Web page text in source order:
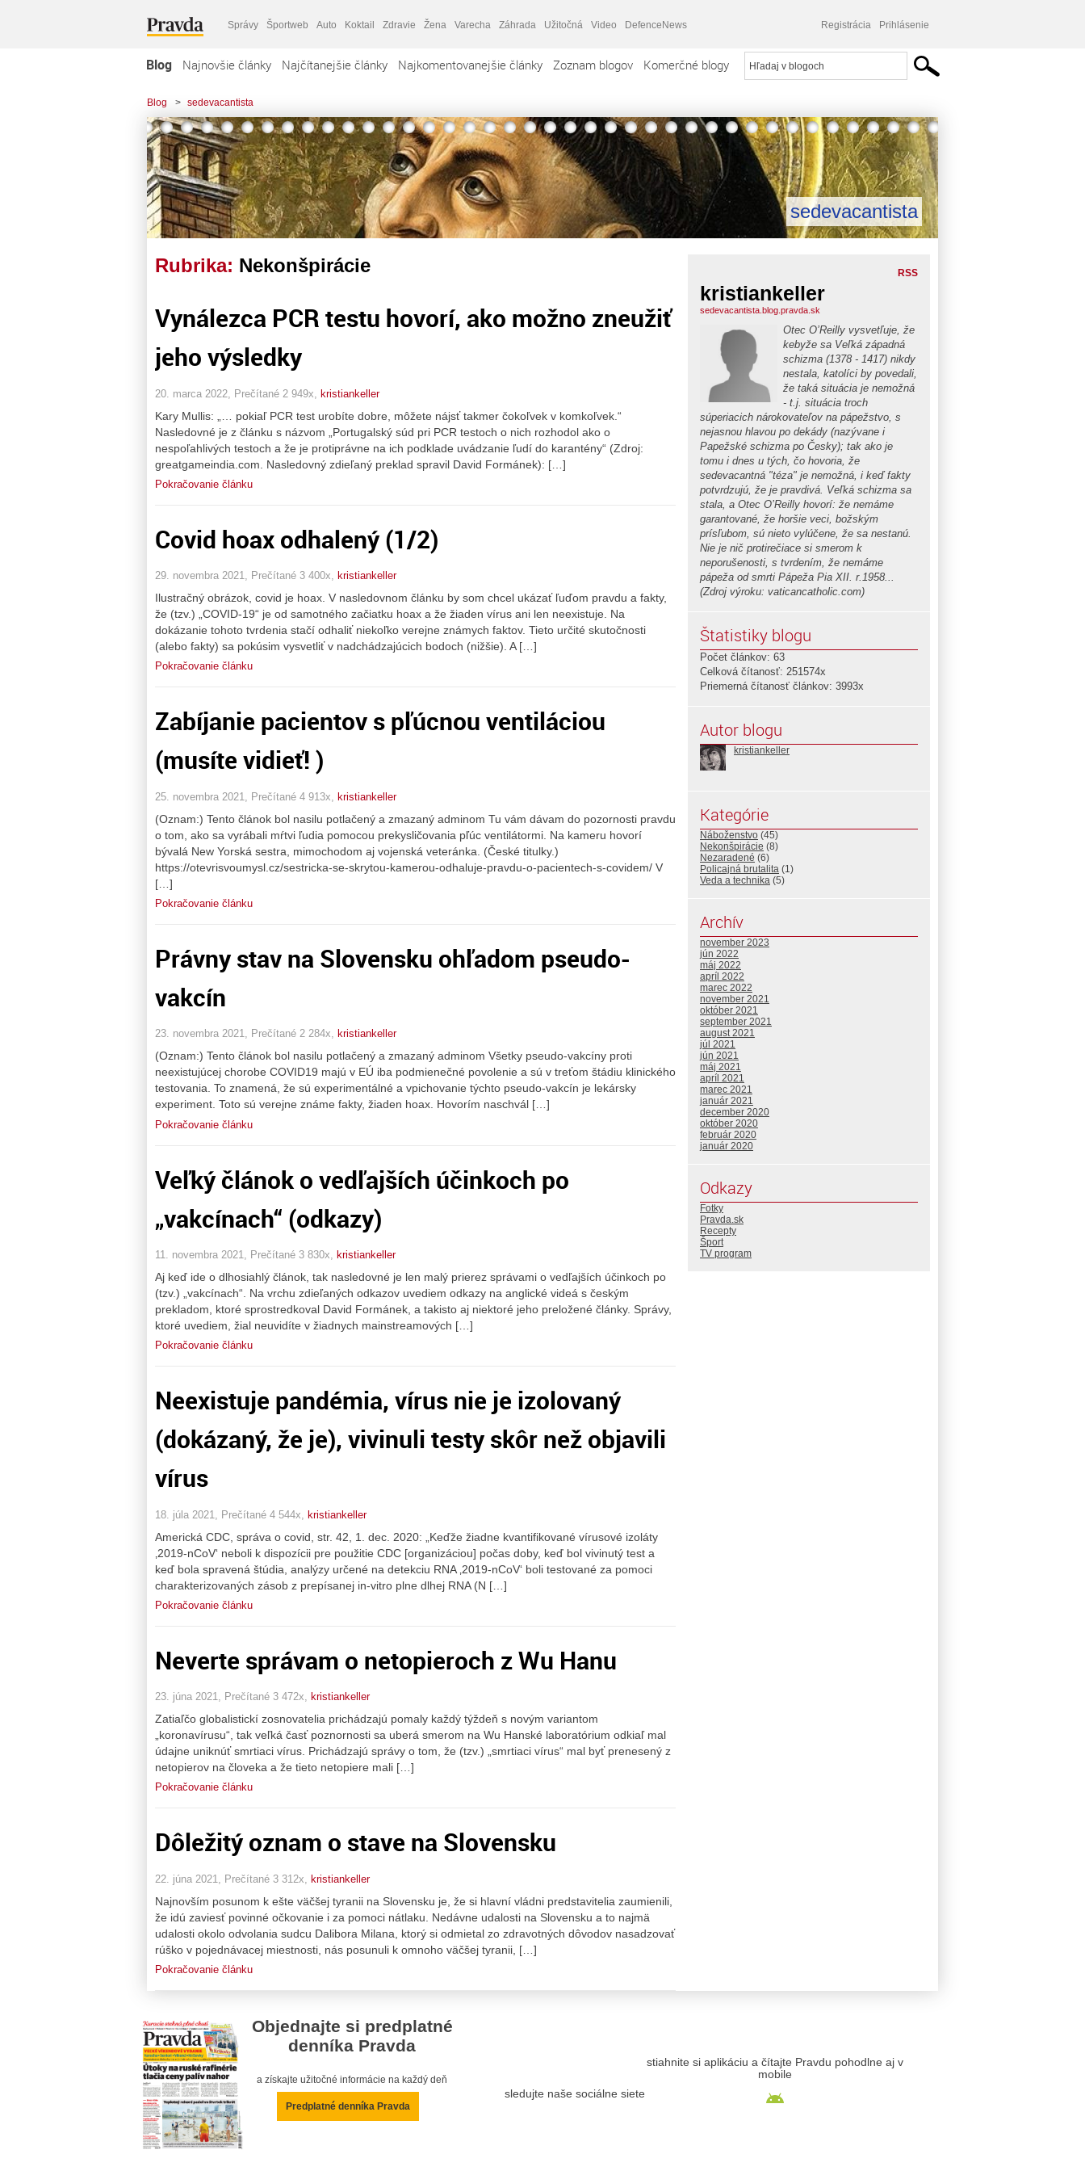
Správy Športweb Auto Koktail Zdravie Žena Varecha Záhrada Užitočná Video DefenceNews Registrácia Prihlásenie
Blog Najnovšie články Najčítanejšie články Najkomentovanejšie články Zoznam blogov Komerčné blogy
Blog > sedevacantista
sedevacantista
Rubrika: Nekonšpirácie
Vynálezca PCR testu hovorí, ako možno zneužiť
jeho výsledky
20. marca 2022, Prečítané 2 949x, kristiankeller
Kary Mullis: „… pokiaľ PCR test urobíte dobre, môžete nájsť takmer čokoľvek v komkoľvek.“
Nasledovné je z článku s názvom „Portugalský súd pri PCR testoch o nich rozhodol ako o
nespoľahlivých testoch a že je protiprávne na ich podklade uvádzanie ľudí do karantény“ (Zdroj:
greatgameindia.com. Nasledovný zdieľaný preklad spravil David Formánek): […]
Pokračovanie článku
Covid hoax odhalený (1/2)
29. novembra 2021, Prečítané 3 400x, kristiankeller
Ilustračný obrázok, covid je hoax. V nasledovnom článku by som chcel ukázať ľuďom pravdu a fakty,
že (tzv.) „COVID-19“ je od samotného začiatku hoax a že žiaden vírus ani len neexistuje. Na
dokázanie tohoto tvrdenia stačí odhaliť niekoľko verejne známych faktov. Tieto určité skutočnosti
(alebo fakty) sa pokúsim vysvetliť v nadchádzajúcich bodoch (nižšie). A […]
Pokračovanie článku
Zabíjanie pacientov s pľúcnou ventiláciou
(musíte vidieť! )
25. novembra 2021, Prečítané 4 913x, kristiankeller
(Oznam:) Tento článok bol nasilu potlačený a zmazaný adminom Tu vám dávam do pozornosti pravdu
o tom, ako sa vyrábali mŕtvi ľudia pomocou prekysličovania pľúc ventilátormi. Na kameru hovorí
bývalá New Yorská sestra, mimochodom aj vojenská veteránka. (České titulky.)
https://otevrisvoumysl.cz/sestricka-se-skrytou-kamerou-odhaluje-pravdu-o-pacientech-s-covidem/ V
[…]
Pokračovanie článku
Právny stav na Slovensku ohľadom pseudo-
vakcín
23. novembra 2021, Prečítané 2 284x, kristiankeller
(Oznam:) Tento článok bol nasilu potlačený a zmazaný adminom Všetky pseudo-vakcíny proti
neexistujúcej chorobe COVID19 majú v EÚ iba podmienečné povolenie a sú v treťom štádiu klinického
testovania. To znamená, že sú experimentálné a vpichovanie týchto pseudo-vakcín je lekársky
experiment. Toto sú verejne známe fakty, žiaden hoax. Hovorím naschvál […]
Pokračovanie článku
Veľký článok o vedľajších účinkoch po
„vakcínach“ (odkazy)
11. novembra 2021, Prečítané 3 830x, kristiankeller
Aj keď ide o dlhosiahlý článok, tak nasledovné je len malý prierez správami o vedľajších účinkoch po
(tzv.) „vakcínach“. Na vrchu zdieľaných odkazov uvediem odkazy na anglické videá s českým
prekladom, ktoré sprostredkoval David Formánek, a takisto aj niektoré jeho preložené články. Správy,
ktoré uvediem, žial neuvidíte v žiadnych mainstreamových […]
Pokračovanie článku
Neexistuje pandémia, vírus nie je izolovaný
(dokázaný, že je), vivinuli testy skôr než objavili
vírus
18. júla 2021, Prečítané 4 544x, kristiankeller
Americká CDC, správa o covid, str. 42, 1. dec. 2020: „Keďže žiadne kvantifikované vírusové izoláty
‚2019-nCoV‘ neboli k dispozícii pre použitie CDC [organizáciou] počas doby, keď bol vivinutý test a
keď bola spravená štúdia, analýzy určené na detekciu RNA ‚2019-nCoV‘ boli testované za pomoci
charakterizovaných zásob z prepísanej in-vitro plne dlhej RNA (N […]
Pokračovanie článku
Neverte správam o netopieroch z Wu Hanu
23. júna 2021, Prečítané 3 472x, kristiankeller
Zatiaľčo globalistickí zosnovatelia prichádzajú pomaly každý týždeň s novým variantom
„koronavírusu“, tak veľká časť poznornosti sa uberá smerom na Wu Hanské laboratórium odkiaľ mal
údajne uniknúť smrtiaci vírus. Prichádzajú správy o tom, že (tzv.) „smrtiaci vírus“ mal byť prenesený z
netopierov na človeka a že tieto netopiere mali […]
Pokračovanie článku
Dôležitý oznam o stave na Slovensku
22. júna 2021, Prečítané 3 312x, kristiankeller
Najnovším posunom k ešte väčšej tyranii na Slovensku je, že si hlavní vládni predstavitelia zaumienili,
že idú zaviesť povinné očkovanie i za pomoci nátlaku. Nedávne udalosti na Slovensku a to najmä
udalosti okolo odvolania sudcu Dalibora Milana, ktorý si odmietal zo zdravotných dôvodov nasadzovať
rúško v pojednávacej miestnosti, nás posunuli k omnoho väčšej tyranii, […]
Pokračovanie článku
RSS
kristiankeller
sedevacantista.blog.pravda.sk
Otec O’Reilly vysvetľuje, že
kebyže sa Veľká západná
schizma (1378 - 1417) nikdy
nestala, katolíci by povedali,
že taká situácia je nemožná
- t.j. situácia troch
súperiacich nárokovateľov na pápežstvo, s
nejasnou hlavou po dekády (nazývane i
Papežské schizma po Česky); tak ako je
tomu i dnes u tých, čo hovoria, že
sedevacantná "téza" je nemožná, i keď fakty
potvrdzujú, že je pravdivá. Veľká schizma sa
stala, a Otec O’Reilly hovorí: že nemáme
garantované, že horšie veci, božským
prísľubom, sú nieto vylúčene, že sa nestanú.
Nie je nič protirečiace si smerom k
neporušenosti, s tvrdením, že nemáme
pápeža od smrti Pápeža Pia XII. r.1958...
(Zdroj výroku: vaticancatholic.com)
Štatistiky blogu
Počet článkov: 63
Celková čítanosť: 251574x
Priemerná čítanosť článkov: 3993x
Autor blogu
kristiankeller
Kategórie
Náboženstvo (45)
Nekonšpirácie (8)
Nezaradené (6)
Policajná brutalita (1)
Veda a technika (5)
Archív
november 2023
jún 2022
máj 2022
apríl 2022
marec 2022
november 2021
október 2021
september 2021
august 2021
júl 2021
jún 2021
máj 2021
apríl 2021
marec 2021
január 2021
december 2020
október 2020
február 2020
január 2020
Odkazy
Fotky
Pravda.sk
Recepty
Šport
TV program
Objednajte si predplatné
denníka Pravda
a získajte užitočné informácie na každý deň
Predplatné denníka Pravda
sledujte naše sociálne siete
stiahnite si aplikáciu a čítajte Pravdu pohodlne aj v
mobile